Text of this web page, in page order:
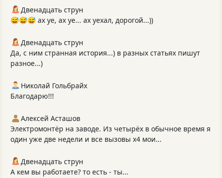
Двенадцать струн
😅😅😅 ах уе, ах уе... ах уехал, дорогой...))
Двенадцать струн
Да, с ним странная история...) в разных статьях пишут
разное...)
Николай Гольбрайх
Благодарю!!!
Алексей Асташов
Электромонтёр на заводе. Из четырёх в обычное время я
один уже две недели и все вызовы х4 мои...
Двенадцать струн
А кем вы работаете? то есть - ты...